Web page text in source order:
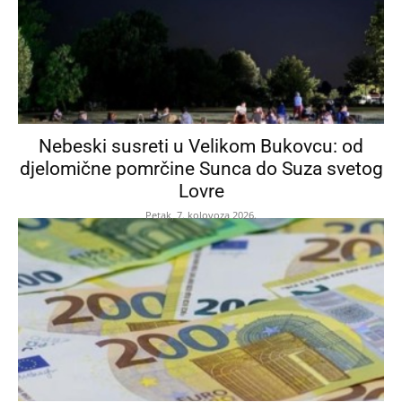
Nebeski susreti u Velikom Bukovcu: od
djelomične pomrčine Sunca do Suza svetog
Lovre
Petak, 7. kolovoza 2026.